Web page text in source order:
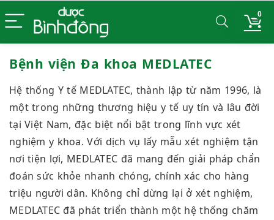
0
Bệnh viện Đa khoa MEDLATEC
Hệ thống Y tế MEDLATEC, thành lập từ năm 1996, là
một trong những thương hiệu y tế uy tín và lâu đời
tại Việt Nam, đặc biệt nổi bật trong lĩnh vực xét
nghiệm y khoa. Với dịch vụ lấy mẫu xét nghiệm tận
nơi tiện lợi, MEDLATEC đã mang đến giải pháp chẩn
đoán sức khỏe nhanh chóng, chính xác cho hàng
triệu người dân. Không chỉ dừng lại ở xét nghiệm,
MEDLATEC đã phát triển thành một hệ thống chăm